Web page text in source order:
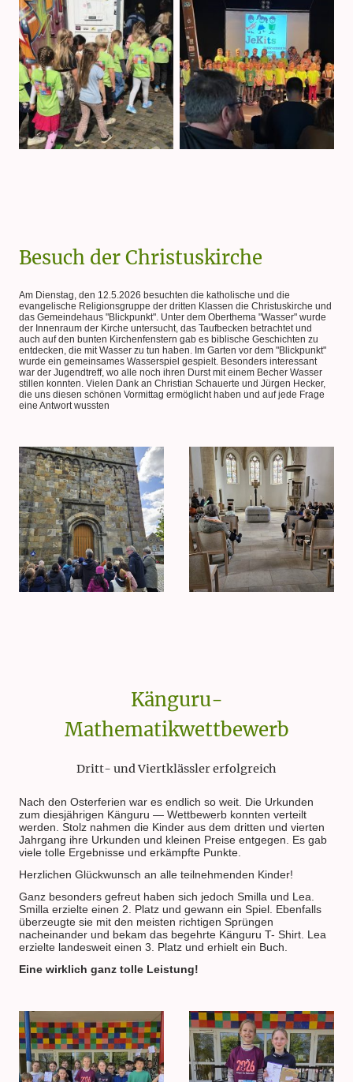
Besuch der Christuskirche
Am Dienstag, den 12.5.2026 besuchten die katholische und die
evangelische Religionsgruppe der dritten Klassen die Christuskirche und
das Gemeindehaus "Blickpunkt". Unter dem Oberthema "Wasser" wurde
der Innenraum der Kirche untersucht, das Taufbecken betrachtet und
auch auf den bunten Kirchenfenstern gab es biblische Geschichten zu
entdecken, die mit Wasser zu tun haben. Im Garten vor dem "Blickpunkt"
wurde ein gemeinsames Wasserspiel gespielt. Besonders interessant
war der Jugendtreff, wo alle noch ihren Durst mit einem Becher Wasser
stillen konnten. Vielen Dank an Christian Schauerte und Jürgen Hecker,
die uns diesen schönen Vormittag ermöglicht haben und auf jede Frage
eine Antwort wussten
Känguru-
Mathematikwettbewerb
Dritt- und Viertklässler erfolgreich
Nach den Osterferien war es endlich so weit. Die Urkunden
zum diesjährigen Känguru — Wettbewerb konnten verteilt
werden. Stolz nahmen die Kinder aus dem dritten und vierten
Jahrgang ihre Urkunden und kleinen Preise entgegen. Es gab
viele tolle Ergebnisse und erkämpfte Punkte.
Herzlichen Glückwunsch an alle teilnehmenden Kinder!
Ganz besonders gefreut haben sich jedoch Smilla und Lea.
Smilla erzielte einen 2. Platz und gewann ein Spiel. Ebenfalls
überzeugte sie mit den meisten richtigen Sprüngen
nacheinander und bekam das begehrte Känguru T- Shirt. Lea
erzielte landesweit einen 3. Platz und erhielt ein Buch.
Eine wirklich ganz tolle Leistung!